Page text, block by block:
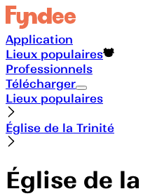
Application
Lieux populaires
Professionnels
Télécharger
Lieux populaires
Église de la Trinité
Église de